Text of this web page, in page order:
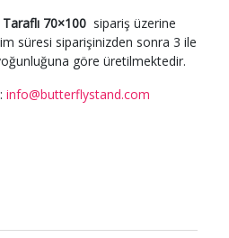
70×100 sipariş üzerine
süresi siparişinizden sonra 3 ile
göre üretilmektedir.
info@butterflystand.com